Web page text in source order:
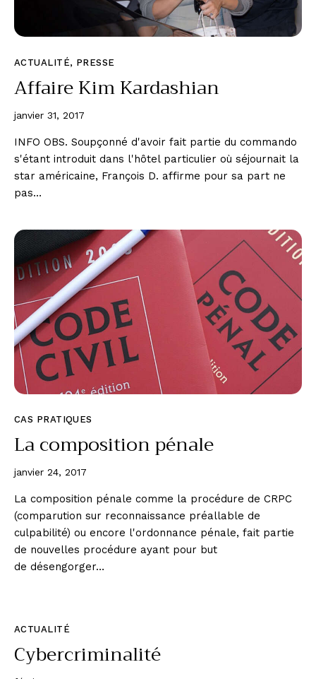
ACTUALITÉ, PRESSE
Affaire Kim Kardashian
janvier 31, 2017
INFO OBS. Soupçonné d'avoir fait partie du commando
s'étant introduit dans l'hôtel particulier où séjournait la
star américaine, François D. affirme pour sa part ne
pas…
CAS PRATIQUES
La composition pénale
janvier 24, 2017
La composition pénale comme la procédure de CRPC
(comparution sur reconnaissance préallable de
culpabilité) ou encore l'ordonnance pénale, fait partie
de nouvelles procédure ayant pour but
de désengorger…
ACTUALITÉ
Cybercriminalité